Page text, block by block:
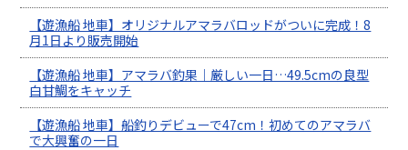
【遊漁船 地車】オリジナルアマラバロッドがついに完成！8
月1日より販売開始
【遊漁船 地車】アマラバ釣果｜厳しい一日…49.5cmの良型
白甘鯛をキャッチ
【遊漁船 地車】船釣りデビューで47cm！初めてのアマラバ
で大興奮の一日